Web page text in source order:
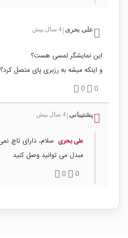
علی بحری | 4 سال پیش
این نمایشگر لمسی هست؟
و اینکه میشه به رزبری پای متصل کرد؟
0
0
پشتیبانی | 4 سال پیش
علی بحری
مبدل می توانید وصل کنید
0
0